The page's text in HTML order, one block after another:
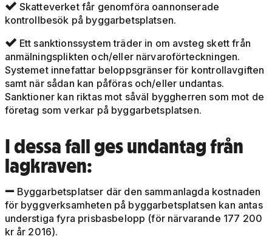
 Skatteverket får genomföra oannonserade
kontrollbesök på byggarbetsplatsen.
 Ett sanktionssystem träder in om avsteg skett från
anmälningsplikten och/eller närvaroförteckningen.
Systemet innefattar beloppsgränser för kontrollavgiften
samt när sådan kan påföras och/eller undantas.
Sanktioner kan riktas mot såväl byggherren som mot de
företag som verkar på byggarbetsplatsen.
I dessa fall ges undantag från
lagkraven:
Byggarbetsplatser där den sammanlagda kostnaden
för byggverksamheten på byggarbetsplatsen kan antas
understiga fyra prisbasbelopp (för närvarande 177 200
kr år 2016).